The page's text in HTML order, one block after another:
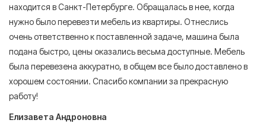
находится в Санкт-Петербурге. Обращалась в нее, когда
нужно было перевезти мебель из квартиры. Отнеслись
очень ответственно к поставленной задаче, машина была
подана быстро, цены оказались весьма доступные. Мебель
была перевезена аккуратно, в общем все было доставлено в
хорошем состоянии. Спасибо компании за прекрасную
работу!
Елизавета Андроновна